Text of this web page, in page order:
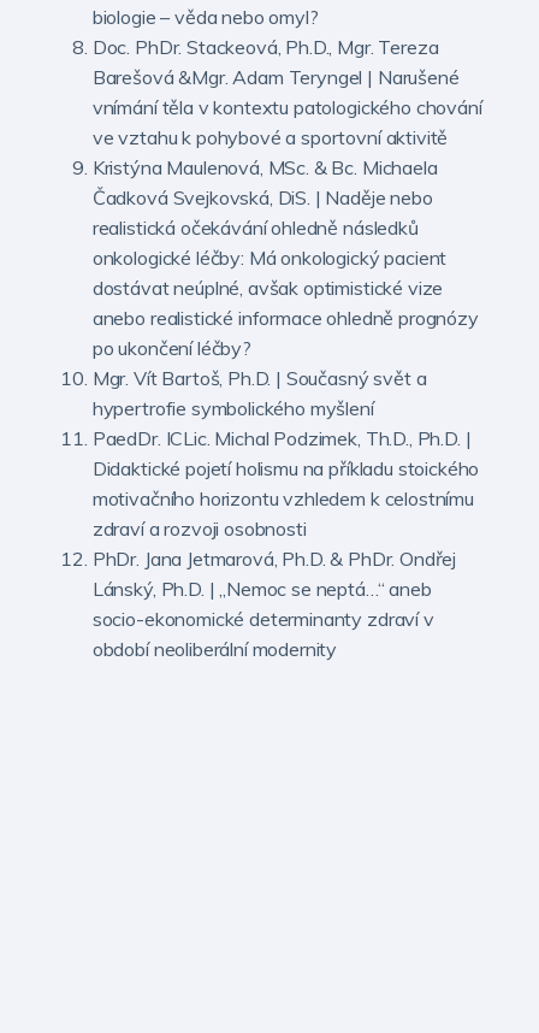
biologie – věda nebo omyl?
Doc. PhDr. Stackeová, Ph.D., Mgr. Tereza
Barešová &Mgr. Adam Teryngel | Narušené
vnímání těla v kontextu patologického chování
ve vztahu k pohybové a sportovní aktivitě
Kristýna Maulenová, MSc. & Bc. Michaela
Čadková Svejkovská, DiS. | Naděje nebo
realistická očekávání ohledně následků
onkologické léčby: Má onkologický pacient
dostávat neúplné, avšak optimistické vize
anebo realistické informace ohledně prognózy
po ukončení léčby?
Mgr. Vít Bartoš, Ph.D. | Současný svět a
hypertrofie symbolického myšlení
PaedDr. ICLic. Michal Podzimek, Th.D., Ph.D. |
Didaktické pojetí holismu na příkladu stoického
motivačního horizontu vzhledem k celostnímu
zdraví a rozvoji osobnosti
PhDr. Jana Jetmarová, Ph.D. & PhDr. Ondřej
Lánský, Ph.D. | „Nemoc se neptá…“ aneb
socio-ekonomické determinanty zdraví v
období neoliberální modernity